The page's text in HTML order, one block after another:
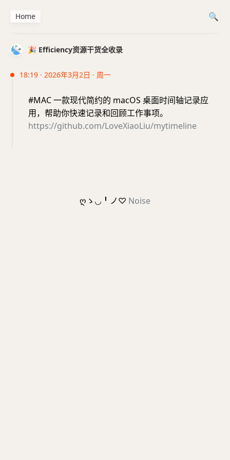
🎉 Efficiency资源干货全收录
18:19 · 2026年3月2日 · 周一
#MAC 一款现代简约的 macOS 桌面时间轴记录应
用，帮助你快速记录和回顾工作事项。
https://github.com/LoveXiaoLiu/mytimeline
Home
ღゝ◡╹ノ♡ Noise